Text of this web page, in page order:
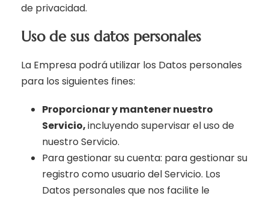
de privacidad.
Uso de sus datos personales
La Empresa podrá utilizar los Datos personales
para los siguientes fines:
Proporcionar y mantener nuestro
Servicio,incluyendo supervisar el uso de
nuestro Servicio.
Para gestionar su cuenta: para gestionar su
registro como usuario del Servicio. Los
Datos personales que nos facilite le